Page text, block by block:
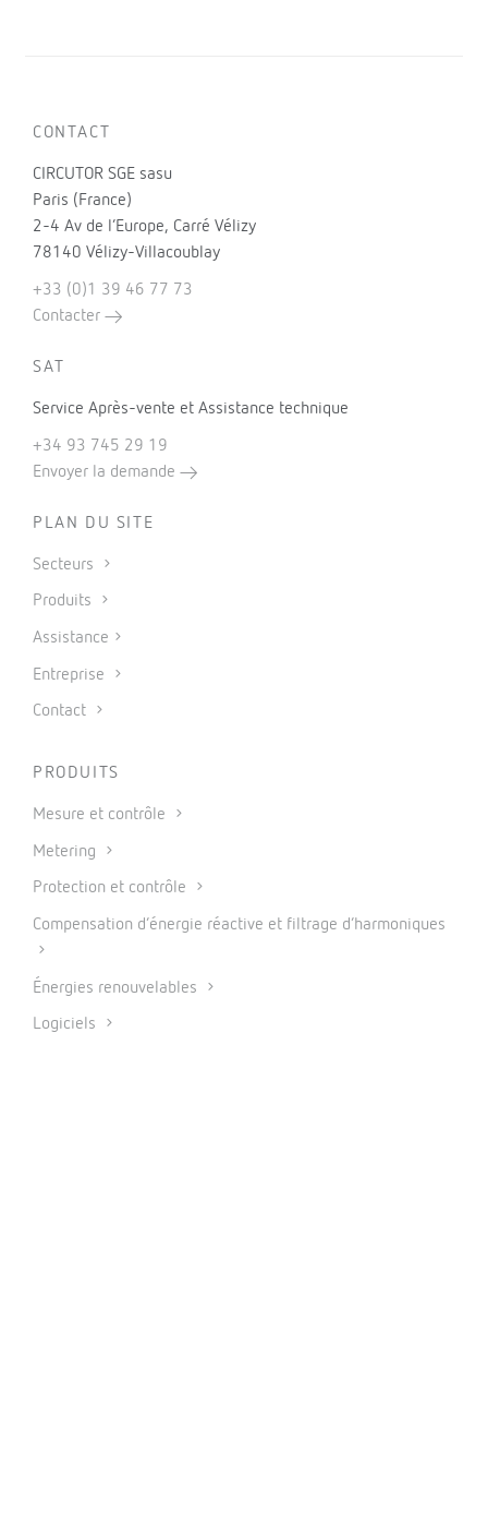
CONTACT
CIRCUTOR SGE sasu
Paris (France)
2-4 Av de l’Europe, Carré Vélizy
78140 Vélizy-Villacoublay
+33 (0)1 39 46 77 73
Contacter
SAT
Service Après-vente et Assistance technique
+34 93 745 29 19
Envoyer la demande
PLAN DU SITE
Secteurs
Produits
Assistance
Entreprise
Contact
PRODUITS
Mesure et contrôle
Metering
Protection et contrôle
Compensation d’énergie réactive et filtrage d’harmoniques
Énergies renouvelables
Logiciels